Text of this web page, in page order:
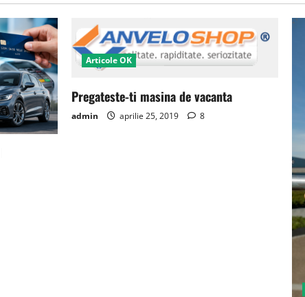
Articole OK
Pregateste-ti masina de vacanta
admin aprilie 25, 2019 8